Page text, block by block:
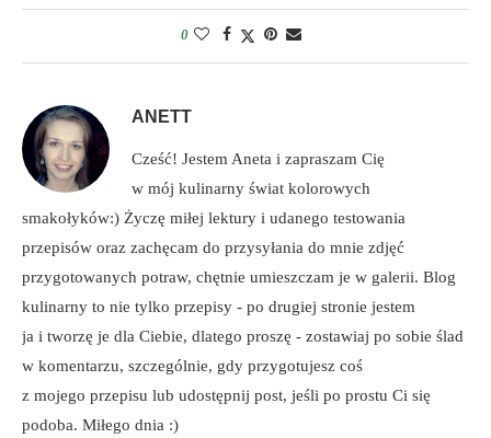
0
ANETT
Cześć! Jestem Aneta i zapraszam Cię
w mój kulinarny świat kolorowych
smakołyków:) Życzę miłej lektury i udanego testowania
przepisów oraz zachęcam do przysyłania do mnie zdjęć
przygotowanych potraw, chętnie umieszczam je w galerii. Blog
kulinarny to nie tylko przepisy - po drugiej stronie jestem
ja i tworzę je dla Ciebie, dlatego proszę - zostawiaj po sobie ślad
w komentarzu, szczególnie, gdy przygotujesz coś
z mojego przepisu lub udostępnij post, jeśli po prostu Ci się
podoba. Miłego dnia :)